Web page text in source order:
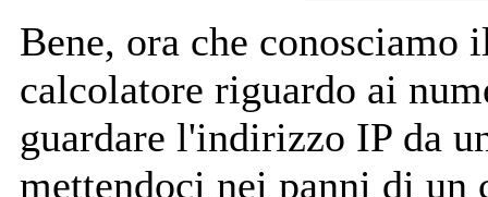
Bene, ora che conosciamo
calcolatore riguardo ai
guardare l'indirizzo IP da
mettendoci nei panni di un